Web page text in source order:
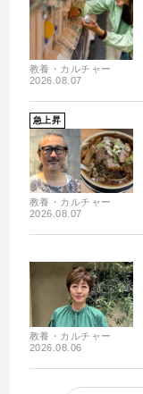
教養・カルチャー
2026.08.07
急上昇
教養・カルチャー
2026.08.07
教養・カルチャー
2026.08.06